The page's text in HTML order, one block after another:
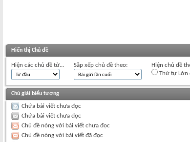
Hiển thị Chủ đề
Hiện các chủ đề từ... Sắp xếp chủ đề theo:
Hiện chủ đề
Thứ tự Lớn
Chú giải biểu tượng
Chứa bài viết chưa đọc
Chứa bài viết chưa đọc
Chủ đề nóng với bài viết chưa đọc
Chủ đề nóng với bài viết đã đọc